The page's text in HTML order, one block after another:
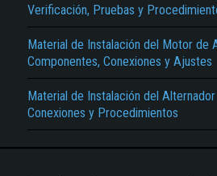
Verificación, Pruebas y
Material de Instalación del Motor de
Componentes, Conexiones y Ajustes
Material de Instalación del
Conexiones y Procedimientos